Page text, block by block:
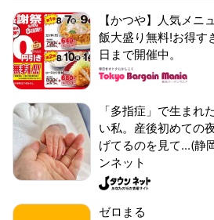
【かつや】人気メニ
飯大盛り無料!お得す
日まで開催中。
「多指症」で生まれ
い私。産後初めての
げてるのを見て...(静
ンネット
ゼロまる